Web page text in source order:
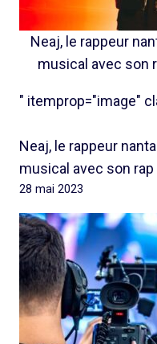
Neaj, le rappeur
musical avec son
" itemprop="image"
Neaj, le rappeur
musical avec son
28 mai 2023